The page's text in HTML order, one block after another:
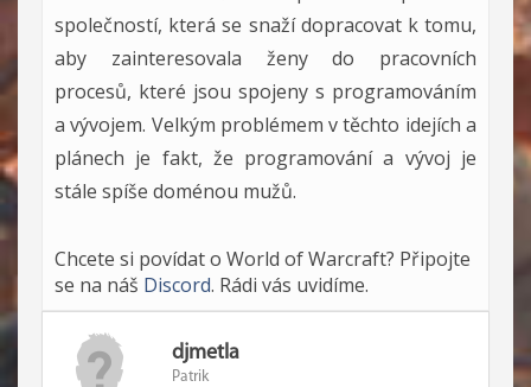
společností, která se snaží dopracovat k tomu,
aby zainteresovala ženy do pracovních
procesů, které jsou spojeny s programováním
a vývojem. Velkým problémem v těchto idejích a
plánech je fakt, že programování a vývoj je
stále spíše doménou mužů.
Chcete si povídat o World of Warcraft? Připojte
se na náš Discord. Rádi vás uvidíme.
djmetla
Patrik